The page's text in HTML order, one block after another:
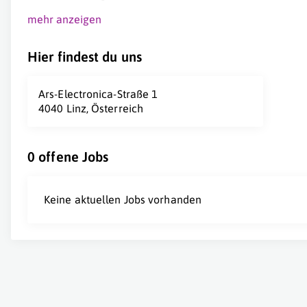
mehr anzeigen
Hier findest du uns
Ars-Electronica-Straße 1
4040 Linz, Österreich
0 offene Jobs
Keine aktuellen Jobs vorhanden